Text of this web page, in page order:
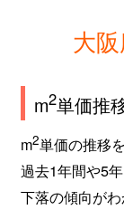
大
m2単価推
m2単価の推移
過去1年間や5
下落の傾向がわ